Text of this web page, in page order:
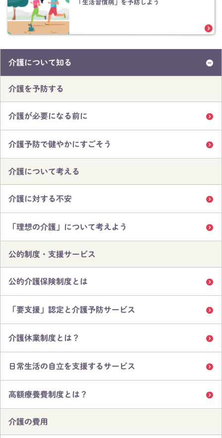
「生活習慣病」を予防しよう
介護について知る
介護を予防する
介護が必要になる前に
介護予防で健やかにすごそう
介護について考える
介護に対する不安
「理想の介護」について考えよう
公的制度・支援サービス
公的介護保険制度とは
「要支援」認定と介護予防サービス
介護休業制度とは？
日常生活の自立を支援するサービス
高額療養費制度とは？
介護の費用